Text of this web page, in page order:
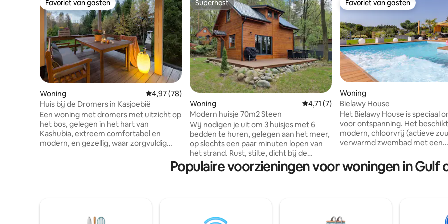
Favoriet van gasten
Favoriet van gasten
Woning Gemiddelde beoordeling van 4,97 op 5, 78 recensies
4,97 (78)
Huis bij de Dromers in Kasjoebië
Een woning met dromers met uitzicht op
het bos, gelegen in het hart van
Kashubia, extreem comfortabel en
modern, en gezellig, waar zorgvuldig
grote tuin, een grill, een vuurplaats en
Superhost
Superhost
Woning Gemiddelde beoordeling van 4,71 op 5, 7
4,71 (7)
Modern huisje 70m2 Steen
Wij nodigen je uit om 3 huisjes met 6
bedden te huren, gelegen aan het meer,
op slechts een paar minuten lopen van
het strand. Rust, stilte, dicht bij de
natuur en prachtige uitzichten
garanderen een geweldige rust. Elk
scooters, een wasmachine en een
Favoriet van gasten
Favoriet van gasten
Woning
Bielawy House
Het Bielawy House is speciaal
voor ontspanning. Het
modern, chloorvrij (actieve
verwarmd zwembad met een
een hoogwaardige sauna. De
is voorzien van een speeltuin,
haard, tafelvoetbal, Xbox of
spelen. De goed uitgeruste
Populaire voorzieningen voor woningen in Gulf